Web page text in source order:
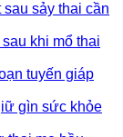
sảy thai cần
khi mổ thai
tuyến giáp
gìn sức khỏe